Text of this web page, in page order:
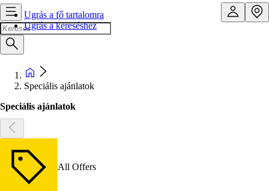
Ugrás a fő tartalomra
Ugrás a kereséshez
Speciális ajánlatok
Speciális ajánlatok
All Offers